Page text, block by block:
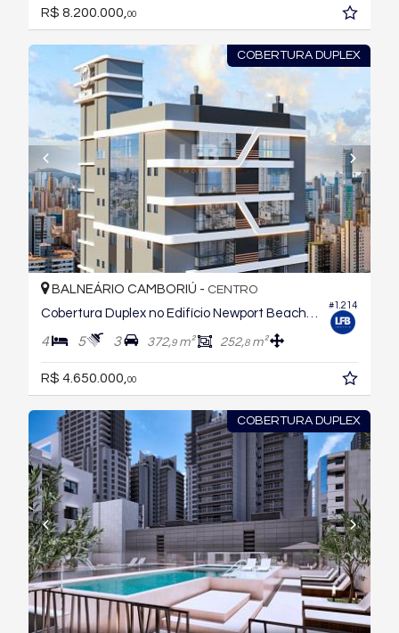
R$ 8.200.000, 00
COBERTURA DUPLEX
#1.214
BALNEÁRIO CAMBORIÚ - CENTRO
Cobertura Duplex no Edifício Newport Beach Residence
4 5 3 372,9m² 252,8m²
R$ 4.650.000,00
COBERTURA DUPLEX